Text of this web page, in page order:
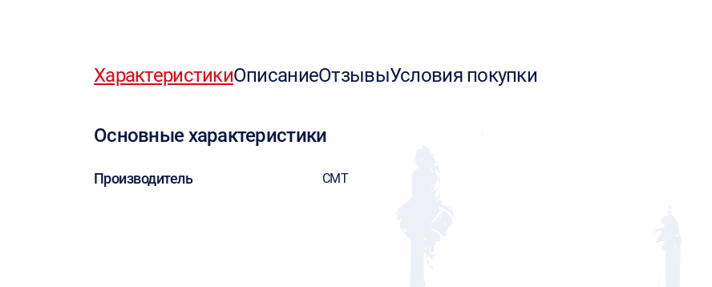
ХарактеристикиОписаниеОтзывыУсловия покупки
Основные характеристики
Производитель CMT